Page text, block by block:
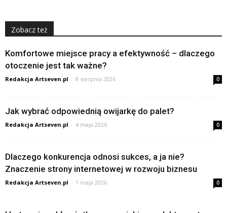
Zobacz też
Komfortowe miejsce pracy a efektywność – dlaczego
otoczenie jest tak ważne?
Redakcja Artseven.pl - 8 sierpnia 2026 0
Jak wybrać odpowiednią owijarkę do palet?
Redakcja Artseven.pl - 4 maja 2026 0
Dlaczego konkurencja odnosi sukces, a ja nie?
Znaczenie strony internetowej w rozwoju biznesu
Redakcja Artseven.pl - 1 maja 2026 0